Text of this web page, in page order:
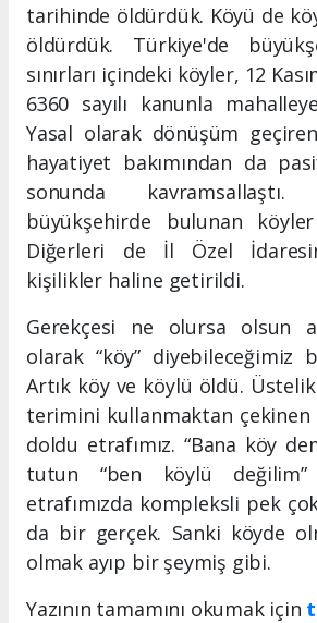
tarihinde öldürdük. Köyü de
öldürdük. Türkiye'de
sınırları içindeki köyler, 12
6360 sayılı kanunla
Yasal olarak dönüşüm
hayatiyet bakımından da
sonunda
büyükşehirde bulunan
Diğerleri de İl Özel
kişilikler haline getirildi.
Gerekçesi ne olursa olsun
olarak “köy” diyebileceğimiz
Artık köy ve köylü öldü. Üstelik
terimini kullanmaktan
doldu etrafımız. “Bana köy
tutun “ben köylü
etrafımızda kompleksli pek
da bir gerçek. Sanki köyde
olmak ayıp bir şeymiş gibi.
Yazının tamamını okumak için